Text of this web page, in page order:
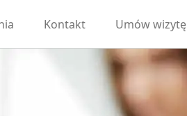
Kontakt Umów wizytę